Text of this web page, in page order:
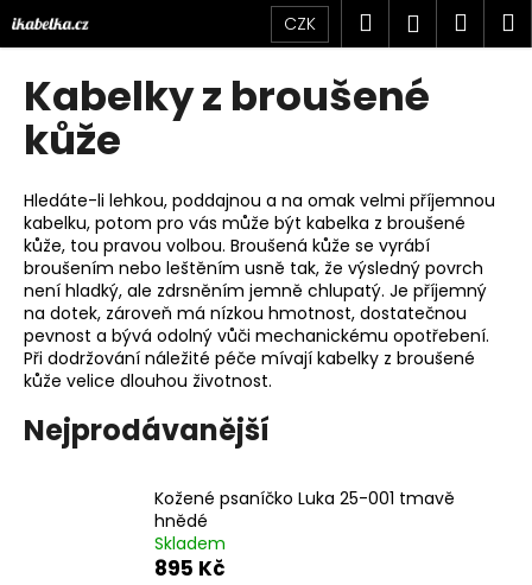
na
obsah
CZK Hledat
Kabelky z broušené
kůže
Hledáte-li lehkou, poddajnou a na omak velmi příjemnou
kabelku, potom pro vás může být kabelka z broušené
kůže, tou pravou volbou. Broušená kůže se vyrábí
broušením nebo leštěním usně tak, že výsledný povrch
není hladký, ale zdrsněním jemně chlupatý. Je příjemný
na dotek, zároveň má nízkou hmotnost, dostatečnou
pevnost a bývá odolný vůči mechanickému opotřebení.
Při dodržování náležité péče mívají kabelky z broušené
kůže velice dlouhou životnost.
Nejprodávanější
Kožené psaníčko Luka 25-001 tmavě
hnědé
Skladem
895 Kč
K
o
C
o
p
o
t
ř
e
b
u
e